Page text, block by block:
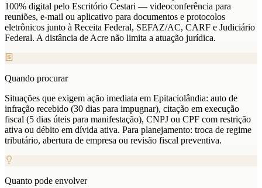
100% digital pelo Escritório Cestari — videoconferência para
reuniões, e-mail ou aplicativo para documentos e protocolos
eletrônicos junto à Receita Federal, SEFAZ/AC, CARF e Judiciário
Federal. A distância de Acre não limita a atuação jurídica.
Quando procurar
Situações que exigem ação imediata em Epitaciolândia: auto de
infração recebido (30 dias para impugnar), citação em execução
fiscal (5 dias úteis para manifestação), CNPJ ou CPF com restrição
ativa ou débito em dívida ativa. Para planejamento: troca de regime
tributário, abertura de empresa ou revisão fiscal preventiva.
Quanto pode envolver